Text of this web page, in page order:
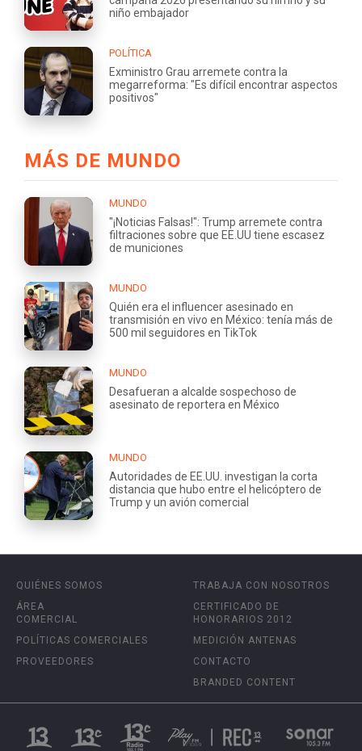
niño embajador
POLÍTICA
Exministro Grau arremete contra la
megarreforma: "Es difícil encontrar aspectos
positivos"
MÁS DE MUNDO
MUNDO
"¡Noticias Falsas!": Trump arremete contra
filtraciones sobre que EE.UU tiene escasez
de municiones
MUNDO
Quién era el influencer asesinado en
transmisión en vivo en México: tenía más de
500 mil seguidores en TikTok
MUNDO
Desafueran a alcalde sospechoso de
asesinato de reportera en México
MUNDO
Autoridades de EE.UU. investigan la corta
distancia que hubo entre el helicóptero de
Trump y un avión comercial
QUIÉNES SOMOS
ÁREA
COMERCIAL
POLÍTICAS COMERCIALES
PROVEEDORES
TRABAJA CON NOSOTROS
CERTIFICADO DE
HONORARIOS 2012
MEDICIÓN ANTENAS
CONTACTO
BRANDED CONTENT